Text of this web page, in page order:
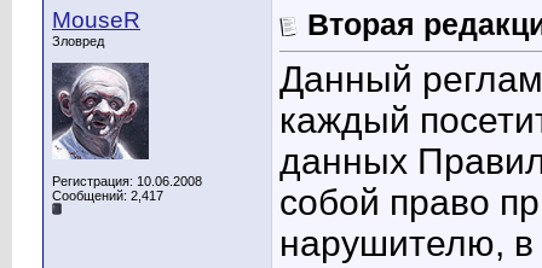
MouseR
Зловред
Регистрация: 10.06.2008
Сообщений: 2,417
Вторая
Данный
каждый
данных
собой право
нарушителю, в